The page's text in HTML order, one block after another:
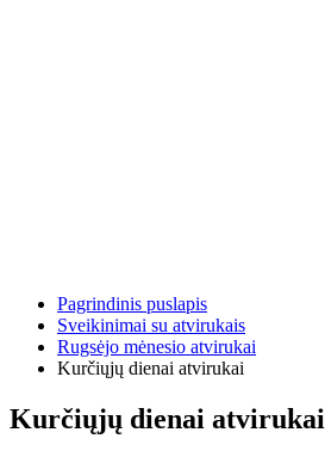
Pagrindinis puslapis
Sveikinimai su atvirukais
Rugsėjo mėnesio atvirukai
Kurčiųjų dienai atvirukai
Kurčiųjų dienai atvirukai